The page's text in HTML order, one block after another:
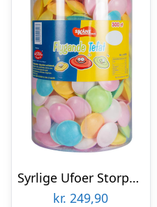
Syrlige Ufoer Storpak – 380 g
kr. 249,90